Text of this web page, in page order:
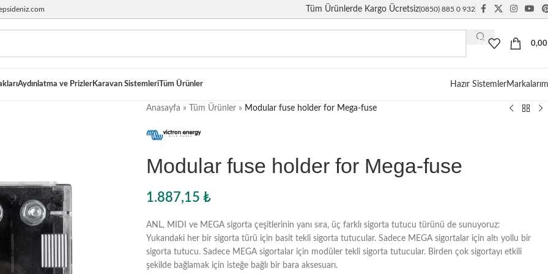
Tüm Ürünlerde Kargo Ücretsiz(0850) 885 0 932
Aydınlatma ve PrizlerKaravan SistemleriTüm Ürünler Hazır Sistemler
Anasayfa » Tüm Ürünler » Modular fuse holder for Mega-fuse
Modular fuse holder for Mega-fuse
1.887,15 ₺
ANL, MIDI ve MEGA sigorta çeşitlerinin yanı sıra, üç farklı sigorta tutucu türünü de sunuyoruz:
Yukarıdaki her bir sigorta türü için basit tekli sigorta tutucular. Sadece MEGA sigortalar için altı yollu bir
sigorta tutucu. Sadece MEGA sigortalar için modüler tekli sigorta tutucular. Birden çok sigortayı etkili
şekilde bağlamak için isteğe bağlı bir bara aksesuarı.